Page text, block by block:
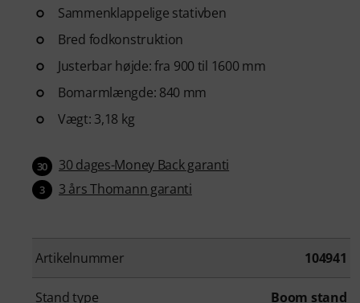
Sammenklappelige stativben
Bred fodkonstruktion
Justerbar højde: fra 900 til 1600 mm
Bomarmlængde: 840 mm
Vægt: 3,18 kg
30 30 dages-Money Back garanti
3 3 års Thomann garanti
Artikelnummer 104941
Stand type Boom stand